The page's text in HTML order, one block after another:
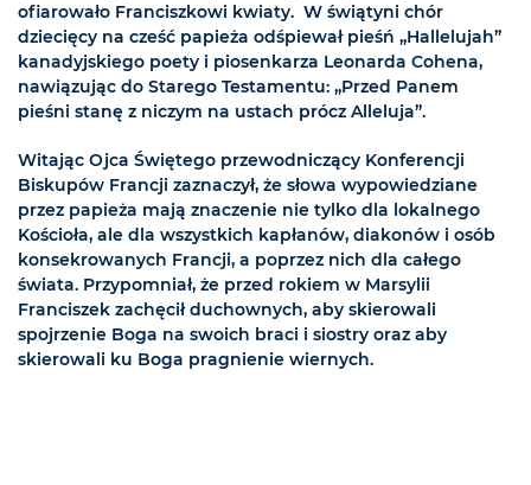
ofiarowało Franciszkowi kwiaty. W świątyni chór
dziecięcy na cześć papieża odśpiewał pieśń „Hallelujah”
kanadyjskiego poety i piosenkarza Leonarda Cohena,
nawiązując do Starego Testamentu: „Przed Panem
pieśni stanę z niczym na ustach prócz Alleluja”.
Witając Ojca Świętego przewodniczący Konferencji
Biskupów Francji zaznaczył, że słowa wypowiedziane
przez papieża mają znaczenie nie tylko dla lokalnego
Kościoła, ale dla wszystkich kapłanów, diakonów i osób
konsekrowanych Francji, a poprzez nich dla całego
świata. Przypomniał, że przed rokiem w Marsylii
Franciszek zachęcił duchownych, aby skierowali
spojrzenie Boga na swoich braci i siostry oraz aby
skierowali ku Boga pragnienie wiernych.